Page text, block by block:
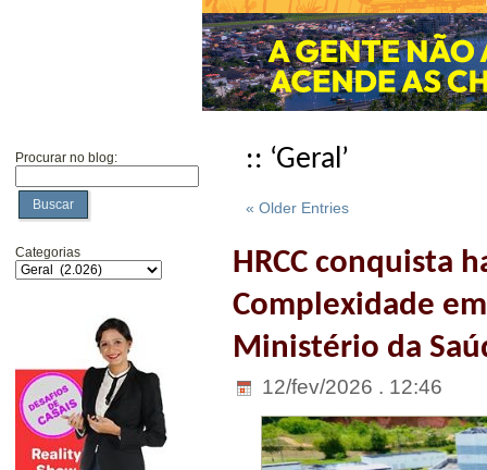
Procurar no blog:
Buscar
Categorias
:: ‘Geral’
« Older Entries
HRCC conquista
Complexidade
Ministério da
12/fev/2026 . 12:46